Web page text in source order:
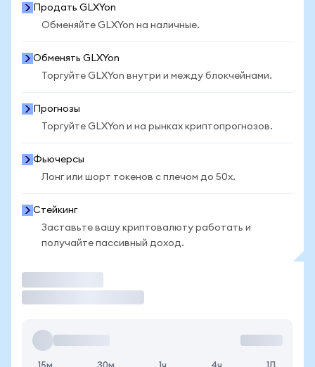
Продать GLXYon
Обменяйте GLXYon на наличные.
Обменять GLXYon
Торгуйте GLXYon внутри и между блокчейнами.
Прогнозы
Торгуйте GLXYon и на рынках криптопрогнозов.
Фьючерсы
Лонг или шорт токенов с плечом до 50x.
Стейкинг
Заставьте вашу криптовалюту работать и
получайте пассивный доход.